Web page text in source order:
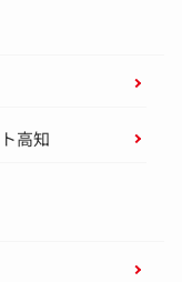
高知